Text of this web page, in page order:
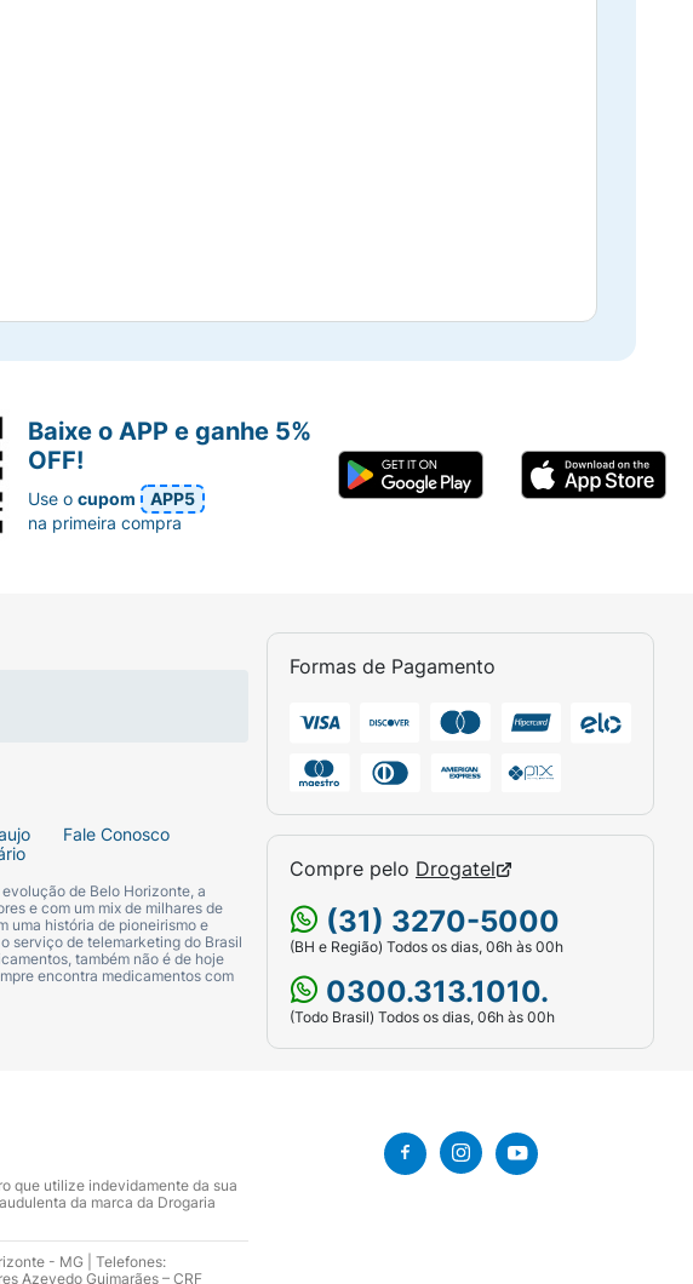
Fale Conosco
de Belo Horizonte, a
e com um mix de milhares de
uma história de pioneirismo e
serviço de telemarketing do Brasil
também não é de hoje
encontra medicamentos com
Formas de Pagamento
Compre pelo Drogatel
(31) 3270-5000
(BH e Região) Todos os dias, 06h às 00h
0300.313.1010.
(Todo Brasil) Todos os dias, 06h às 00h
Baixe o APP e ganhe 5%
OFF!
Use ocupom
APP5
na primeira compra
que utilize indevidamente da sua
da marca da Drogaria
- MG | Telefones:
Azevedo Guimarães – CRF